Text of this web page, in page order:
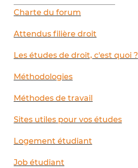
Charte du forum
Attendus filière droit
Les études de droit, c'est quoi ?
Méthodologies
Méthodes de travail
Sites utiles pour vos études
Logement étudiant
Job étudiant